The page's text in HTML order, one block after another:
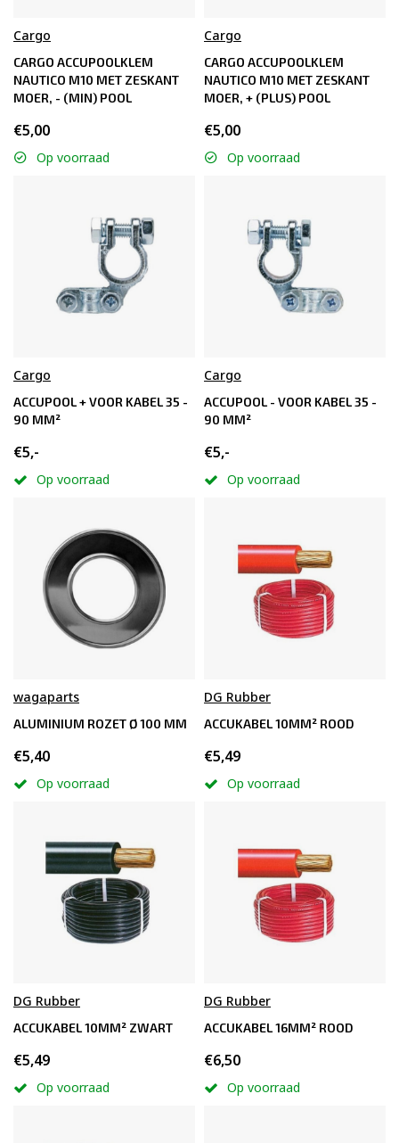
Cargo
CARGO ACCUPOOLKLEM
NAUTICO M10 MET ZESKANT
MOER, - (MIN) POOL
€5,00
Op voorraad
Cargo
CARGO ACCUPOOLKLEM
NAUTICO M10 MET ZESKANT
MOER, + (PLUS) POOL
€5,00
Op voorraad
Cargo
ACCUPOOL + VOOR KABEL 35 -
90 MM²
€5,-
Op voorraad
Cargo
ACCUPOOL - VOOR KABEL 35 -
90 MM²
€5,-
Op voorraad
wagaparts
ALUMINIUM ROZET Ø 100 MM
€5,40
Op voorraad
DG Rubber
ACCUKABEL 10MM² ROOD
€5,49
Op voorraad
DG Rubber
ACCUKABEL 10MM² ZWART
€5,49
Op voorraad
DG Rubber
ACCUKABEL 16MM² ROOD
€6,50
Op voorraad